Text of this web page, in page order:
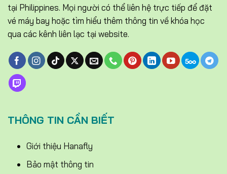
tại Philippines. Mọi người có thể liên hệ trực tiếp để đặt
vé máy bay hoặc tìm hiểu thêm thông tin về khóa học
qua các kênh liên lạc tại website.
THÔNG TIN CẦN BIẾT
Giới thiệu Hanafly
Bảo mật thông tin